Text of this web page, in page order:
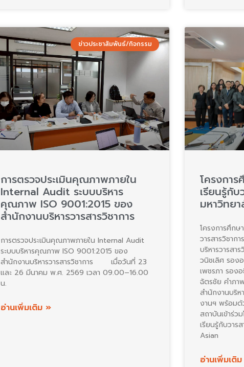
ข่าวประชาสัมพันธ์/กิจกรรม
การตรวจประเมินคุณภาพภายใน
Internal Audit ระบบบริหาร
คุณภาพ ISO 9001:2015 ของ
สำนักงานบริหารวารสารวิชาการ
การตรวจประเมินคุณภาพภายใน Internal Audit
ระบบบริหารคุณภาพ ISO 9001:2015 ของ
สำนักงานบริหารวารสารวิชาการ เมื่อวันที่ 23
และ 26 มีนาคม พ.ศ. 2569 เวลา 09.00–16.00
น.
อ่านเพิ่มเติม »
โครงกา
เรียนรู้กับ
มหาวิทย
โครงการศึกษ
วารสารวิชา
บริหารวารสา
วนิชเลิศ รอง
เพชรภา รอง
ฉัตรชัย คำภา
สำนักงานบริห
งานฯ พร้อมด้
สถาบันเข้าร่ว
เรียนรู้กับวาร
Asian
อ่านเพิ่มเติ